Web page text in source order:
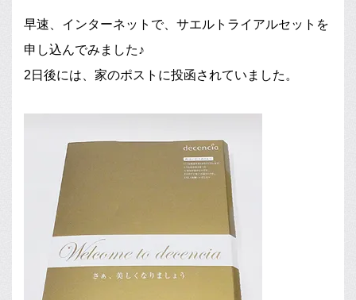
早速、インターネットで、サエルトライアルセットを
申し込んでみました♪
2日後には、家のポストに投函されていました。